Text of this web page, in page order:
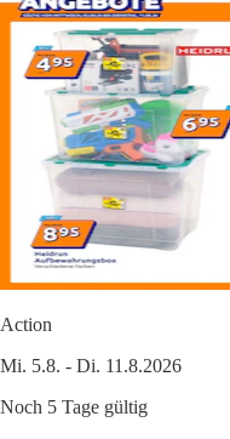
Action
Mi. 5.8. - Di. 11.8.2026
Noch 5 Tage gültig